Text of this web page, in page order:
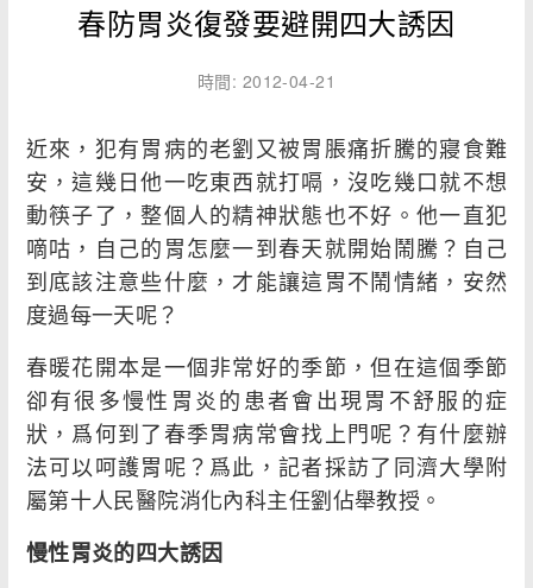
綜合
疾病
春防胃炎復發要避開四大誘因
時間: 2012-04-21
近來，犯有胃病的老劉又被胃脹痛折騰的寢食難
安，這幾日他一吃東西就打嗝，沒吃幾口就不想
動筷子了，整個人的精神狀態也不好。他一直犯
嘀咕，自己的胃怎麼一到春天就開始鬧騰？自己
到底該注意些什麼，才能讓這胃不鬧情緒，安然
度過每一天呢？
春暖花開本是一個非常好的季節，但在這個季節
卻有很多慢性胃炎的患者會出現胃不舒服的症
狀，爲何到了春季胃病常會找上門呢？有什麼辦
法可以呵護胃呢？爲此，記者採訪了同濟大學附
屬第十人民醫院消化內科主任劉佔舉教授。
慢性胃炎的四大誘因